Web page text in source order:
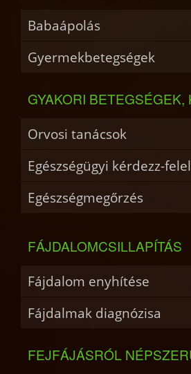
Babaápolás
Gyermekbetegségek
GYAKORI BETEGSÉGEK,
Orvosi tanácsok
Egészségügyi kérdezz-
Egészségmegőrzés
FÁJDALOMCSILLAPÍTÁS
Fájdalom enyhítése
Fájdalmak diagnózisa
FEJFÁJÁSRÓL